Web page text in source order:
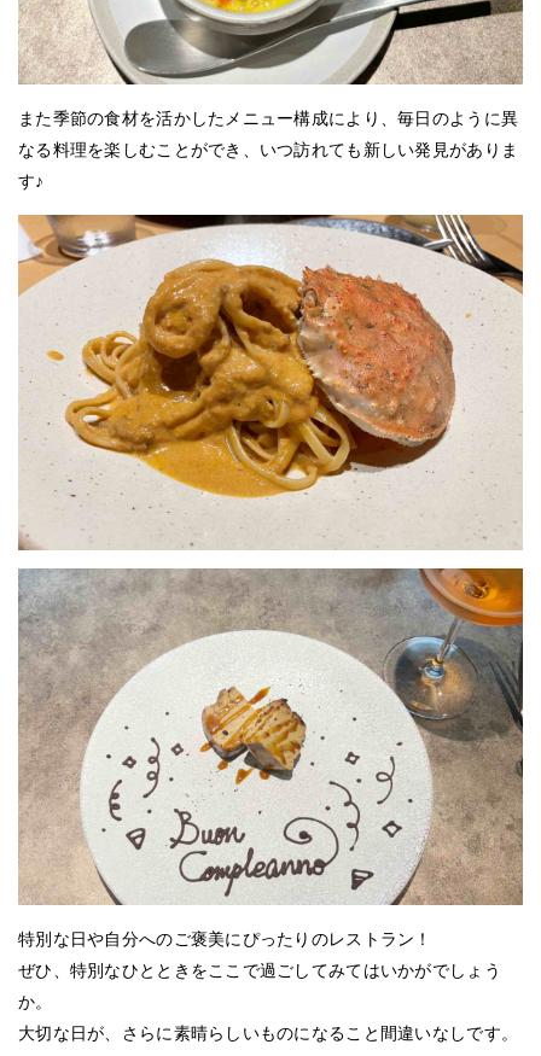
また季節の食材を活かしたメニュー構成により、毎日のように異
なる料理を楽しむことができ、いつ訪れても新しい発見がありま
す♪
特別な日や自分へのご褒美にぴったりのレストラン！
ぜひ、特別なひとときをここで過ごしてみてはいかがでしょう
か。
大切な日が、さらに素晴らしいものになること間違いなしです。